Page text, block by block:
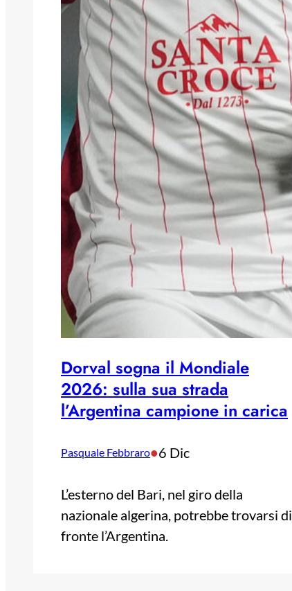
Dorval sogna il Mondiale
2026: sulla sua strada
l’Argentina campione in carica
Pasquale Febbraro•6 Dic
L’esterno del Bari, nel giro della
nazionale algerina, potrebbe trovarsi di
fronte l’Argentina.